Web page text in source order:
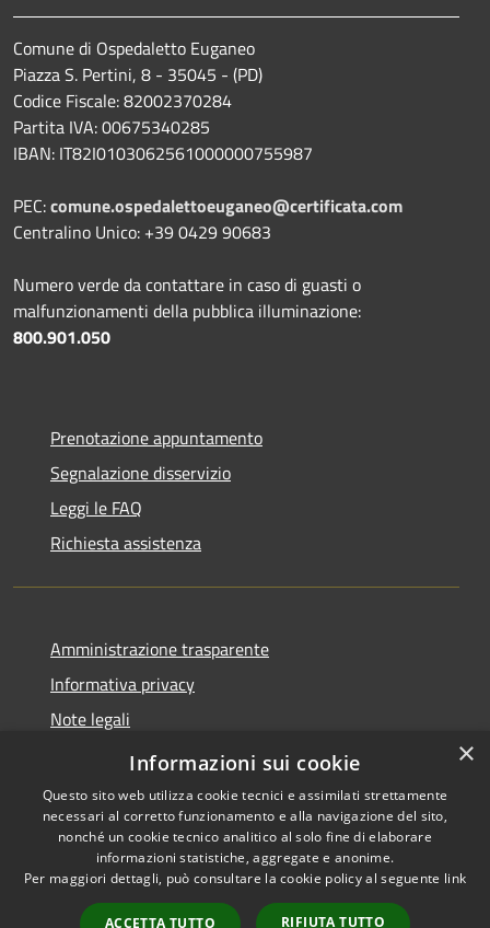
Comune di Ospedaletto Euganeo
Piazza S. Pertini, 8 - 35045 - (PD)
Codice Fiscale: 82002370284
Partita IVA: 00675340285
IBAN: IT82I0103062561000000755987
PEC:comune.ospedalettoeuganeo@certificata.com
Centralino Unico: +39 0429 90683
Numero verde da contattare in caso di guasti o
malfunzionamenti della pubblica illuminazione:
800.901.050
Prenotazione appuntamento
Segnalazione disservizio
Leggi le FAQ
Richiesta assistenza
Amministrazione trasparente
Informativa privacy
Note legali
Dichiarazione di accessibilità
Accessibilità
Copyright © 2026 • Comune di
Ospedaletto Euganeo •
Powered byMunicipium
×
Informazioni sui cookie
Questo sito web utilizza cookie tecnici e assimilati strettamente
necessari al corretto funzionamento e alla navigazione del sito,
nonché un cookie tecnico analitico al solo fine di elaborare
informazioni statistiche, aggregate e anonime.
Per maggiori dettagli, può consultare la cookie policy al seguente link
ACCETTA TUTTO RIFIUTA TUTTO